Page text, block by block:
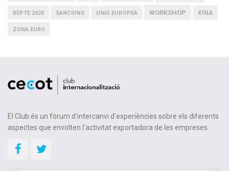
REPTE 2020 SANCIONS UNIÓ EUROPEA WORKSHOP XINA
ZONA EURO
El Club és un fòrum d'intercanvi d'experiències sobre els diferents
aspectes que envolten l'activitat exportadora de les empreses.